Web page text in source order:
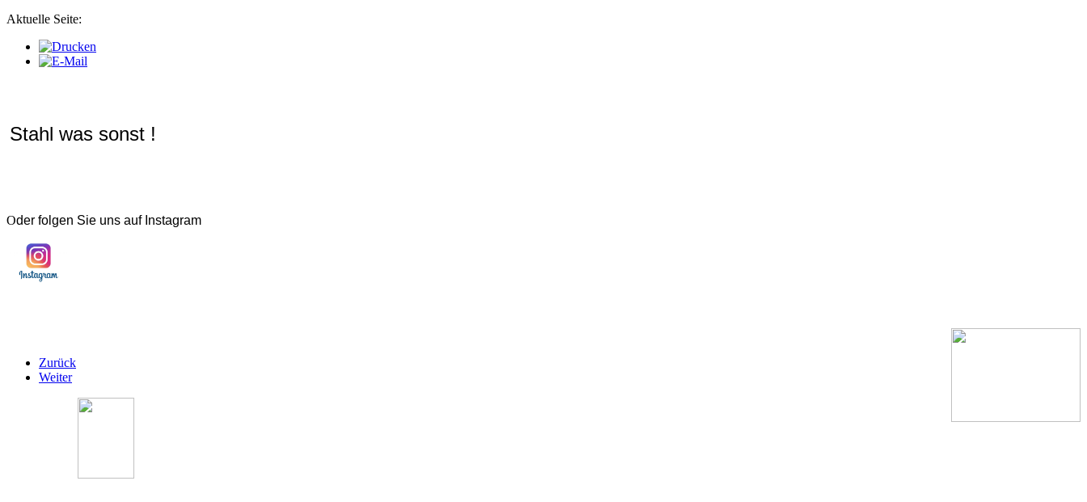
Aktuelle Seite:
Stahl was sonst !
Oder folgen Sie uns auf Instagram
Zurück
Weiter